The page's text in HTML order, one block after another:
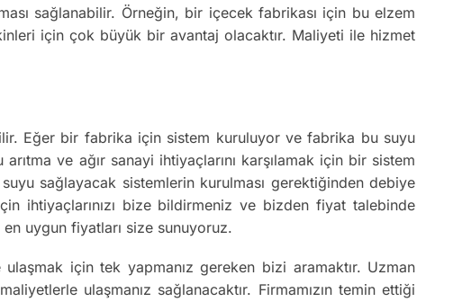
sağlanabilir. Örneğin, bir içecek fabrikası için bu elzem
için çok büyük bir avantaj olacaktır. Maliyeti ile hizmet
Eğer bir fabrika için sistem kuruluyor ve fabrika bu suyu
ve ağır sanayi ihtiyaçlarını karşılamak için bir sistem
sağlayacak sistemlerin kurulması gerektiğinden debiye
ihtiyaçlarınızı bize bildirmeniz ve bizden fiyat talebinde
uygun fiyatları size sunuyoruz.
için tek yapmanız gereken bizi aramaktır. Uzman
ulaşmanız sağlanacaktır. Firmamızın temin ettiği